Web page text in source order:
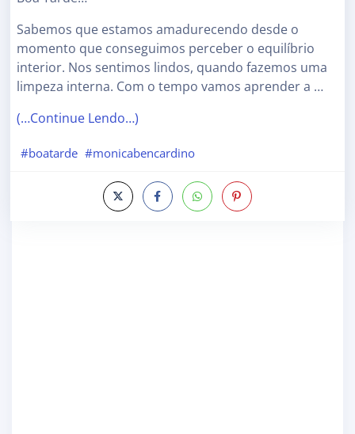
Sabemos que estamos amadurecendo desde o
momento que conseguimos perceber o equilíbrio
interior. Nos sentimos lindos, quando fazemos uma
limpeza interna. Com o tempo vamos aprender a …
(…Continue Lendo…)
#boatarde #monicabencardino